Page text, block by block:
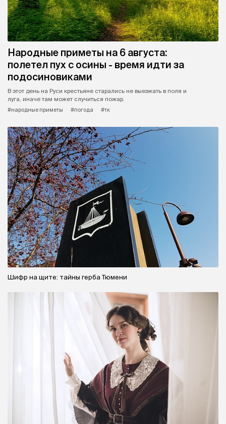
Народные приметы на 6 августа:
полетел пух с осины - время идти за
подосиновиками
В этот день на Руси крестьяне старались не выезжать в поля и
луга, иначе там может случиться пожар.
#народные приметы
#погода #тк
Шифр на щите: тайны герба Тюмени